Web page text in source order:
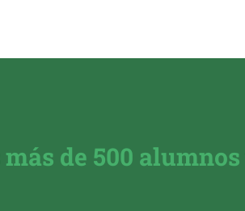
más de 500 alumnos